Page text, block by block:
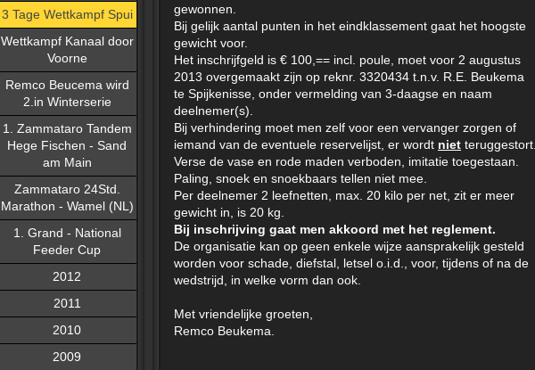
3 Tage Wettkampf Spui
Wettkampf Kanaal door
Voorne
Remco Beucema wird
2.in Winterserie
1. Zammataro Tandem
Hege Fischen - Sand
am Main
Zammataro 24Std.
Marathon - Wamel (NL)
1. Grand - National
Feeder Cup
2012
2011
2010
2009
gewonnen.
Bij gelijk aantal punten in het eindklassement gaat het hoogste
gewicht voor.
Het inschrijfgeld is € 100,== incl. poule, moet voor 2 augustus
2013 overgemaakt zijn op reknr. 3320434 t.n.v. R.E. Beukema
te Spijkenisse, onder vermelding van 3-daagse en naam
deelnemer(s).
Bij verhindering moet men zelf voor een vervanger zorgen of
iemand van de eventuele reservelijst, er wordt niet teruggestort.
Verse de vase en rode maden verboden, imitatie toegestaan.
Paling, snoek en snoekbaars tellen niet mee.
Per deelnemer 2 leefnetten, max. 20 kilo per net, zit er meer
gewicht in, is 20 kg.
Bij inschrijving gaat men akkoord met het reglement.
De organisatie kan op geen enkele wijze aansprakelijk gesteld
worden voor schade, diefstal, letsel o.i.d., voor, tijdens of na de
wedstrijd, in welke vorm dan ook.
Met vriendelijke groeten,
Remco Beukema.